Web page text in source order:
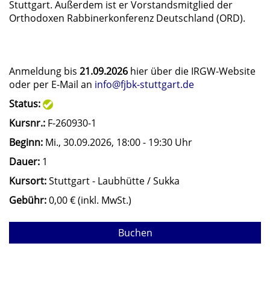
Stuttgart. Außerdem ist er Vorstandsmitglied der
Orthodoxen Rabbinerkonferenz Deutschland (ORD).
Anmeldung bis 21.09.2026 hier über die IRGW-Website
oder per E-Mail an info@fjbk-stuttgart.de
Status:
Kursnr.: F-260930-1
Beginn: Mi., 30.09.2026, 18:00 - 19:30 Uhr
Dauer: 1
Kursort:Stuttgart - Laubhütte / Sukka
Gebühr:0,00 € (inkl. MwSt.)
Buchen